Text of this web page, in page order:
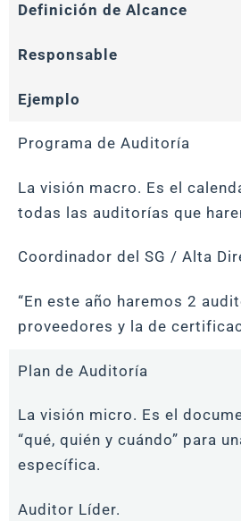
Definición de Alcance
Responsable
Ejemplo
Programa de Auditoría
La visión macro. Es el
todas las auditorías que
Coordinador del SG / Alta
“En este año haremos 2
proveedores y la de
Plan de Auditoría
La visión micro. Es el
“qué, quién y cuándo” para
específica.
Auditor Líder.